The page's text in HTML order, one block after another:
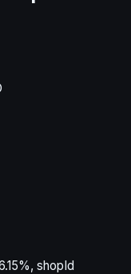
shopId